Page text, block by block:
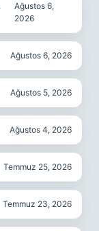
Ağustos 6,
2026
Ağustos 6, 2026
Ağustos 5, 2026
Ağustos 4, 2026
Temmuz 25, 2026
Temmuz 23, 2026